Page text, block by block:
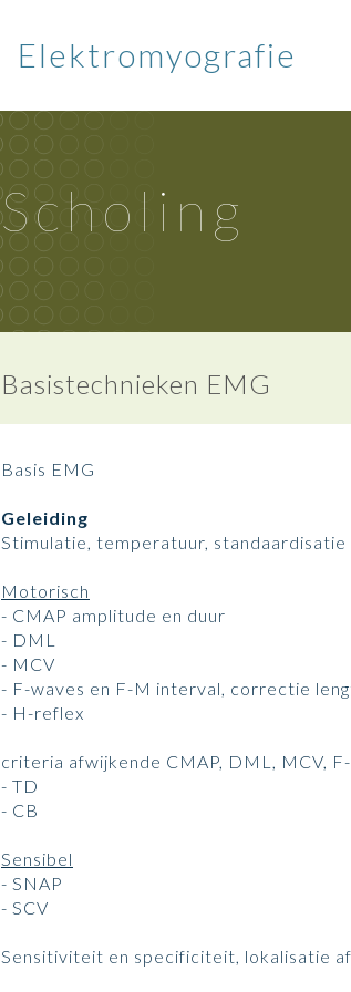
Elektromyografie
Scholing
Basistechnieken EMG
Basis EMG
Geleiding
Stimulatie, temperatuur, standaardisatie
Motorisch
- CMAP amplitude en duur
- DML
- MCV
- F-waves en F-M interval, correctie
- H-reflex
criteria afwijkende CMAP, DML, MCV,
- TD
- CB
Sensibel
- SNAP
- SCV
Sensitiviteit en specificiteit, lokalisatie